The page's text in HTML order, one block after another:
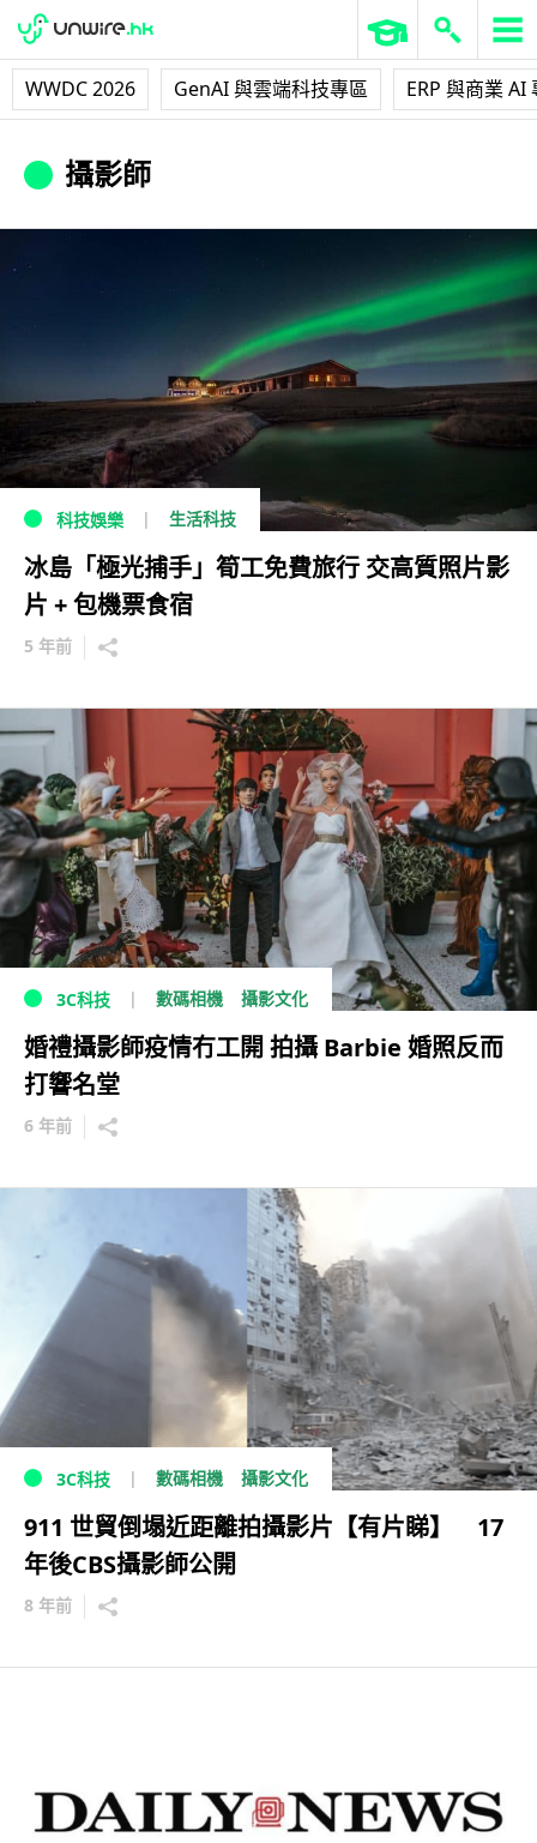
WWDC 2026 GenAI 與雲端科技專區 ERP 與商業 AI
攝影師
科技娛樂 生活科技
冰島「極光捕手」筍工免費旅行 交高質照片影
片 + 包機票食宿
5 年前
3C科技 數碼相機 攝影文化
婚禮攝影師疫情冇工開 拍攝 Barbie 婚照反而
打響名堂
6 年前
3C科技 數碼相機 攝影文化
911 世貿倒塌近距離拍攝影片【有片睇】 17
年後CBS攝影師公開
8 年前